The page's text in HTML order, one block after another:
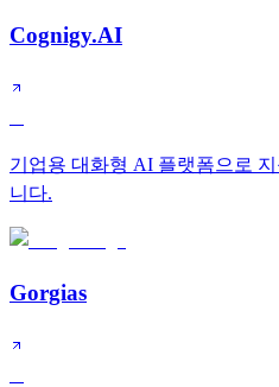
Cognigy.AI
기업용 대화형 AI 플랫폼으로
니다.
Gorgias